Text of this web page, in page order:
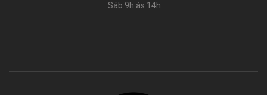
Sáb 9h às 14h